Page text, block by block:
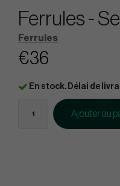
Ferrules -
Ferrules
€36
En stock. Délai de
Ajouter au